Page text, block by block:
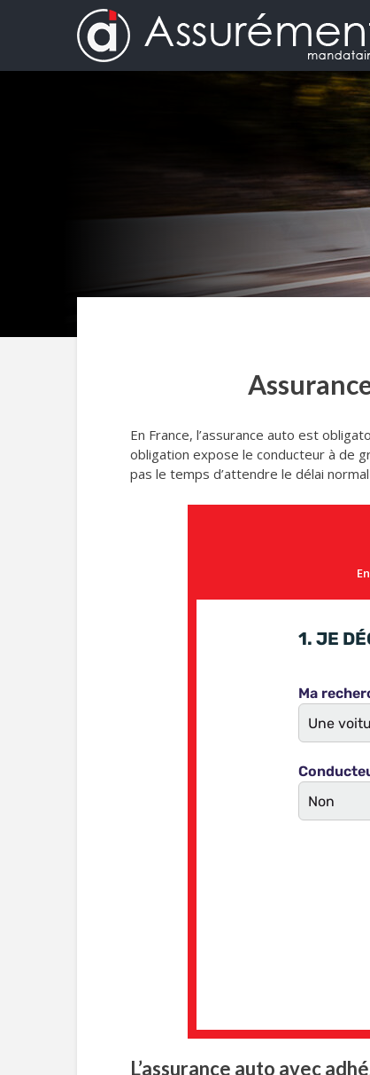
En France, l’assurance auto est
obligation expose le conducteur à de
pas le temps d’attendre le délai
L’assurance auto avec